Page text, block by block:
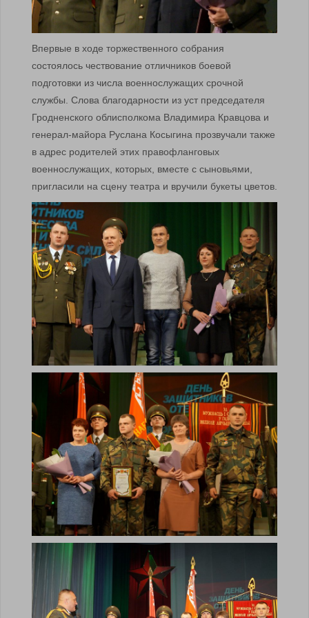
Впервые в ходе торжественного собрания
состоялось чествование отличников боевой
подготовки из числа военнослужащих срочной
службы. Слова благодарности из уст председателя
Гродненского облисполкома Владимира Кравцова и
генерал-майора Руслана Косыгина прозвучали также
в адрес родителей этих правофланговых
военнослужащих, которых, вместе с сыновьями,
пригласили на сцену театра и вручили букеты цветов.